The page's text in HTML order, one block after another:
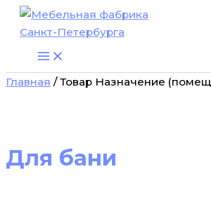
Перейти
Главная / Товар Назначение
Для бани